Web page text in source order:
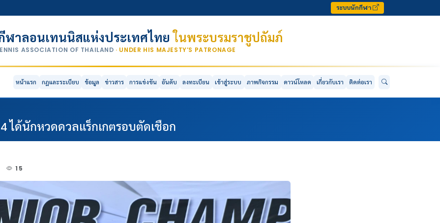
ระบบนักกีฬา
ฬาลอนเทนนิสแห่งประเทศไทยในพระบรมราชูปถัมภ์
ASSOCIATION OF THAILAND · UNDER HIS MAJESTY’S PATRONAGE
หน้าแรก กฎและระเบียบ ข้อมูล ข่าวสาร การแข่งขัน อันดับ ลงทะเบียน เข้าสู่ระบบ ภาพกิจกรรม ดาวน์โหลด เกี่ยวกับเรา ติดต่อเรา
ได้นักหวดดวลแร็กเกตรอบตัดเชือก
15